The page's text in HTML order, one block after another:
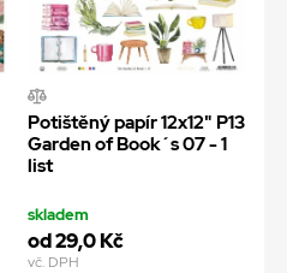
Potištěný papír 12x12" P13
Garden of Book´s 07 - 1
list
skladem
od 29,0 Kč
vč. DPH